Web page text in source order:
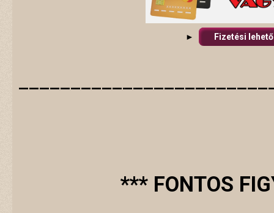
► Fizetési
*** FONTOS